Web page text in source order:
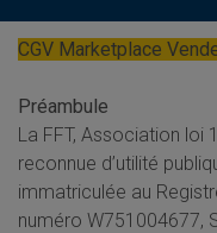
CGV Marketplace
Préambule
La FFT, Association loi
reconnue d’utilité
immatriculée au
numéro W751004677,